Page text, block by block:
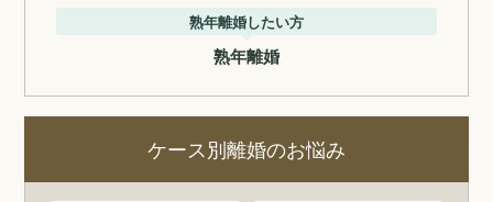
熟年離婚したい方
熟年離婚
ケース別離婚のお悩み